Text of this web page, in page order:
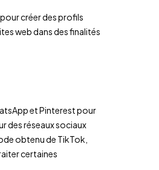
créer des profils
web dans des finalités
et Pinterest pour
des réseaux sociaux
obtenu de TikTok,
certaines